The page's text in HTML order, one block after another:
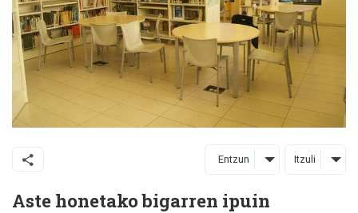
Entzun Itzuli
Aste honetako bigarren ipuin